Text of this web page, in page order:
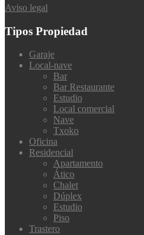
Aviso legal
Tipos Propiedad
Garaje
Local-nave
Bar
Bar Restaurante
Estudio
Local comercial
Nave
Txoko
Oficina
Residencial
Apartamento
Ático
Chalet
Dúplex
Estudio
Piso
Trastero